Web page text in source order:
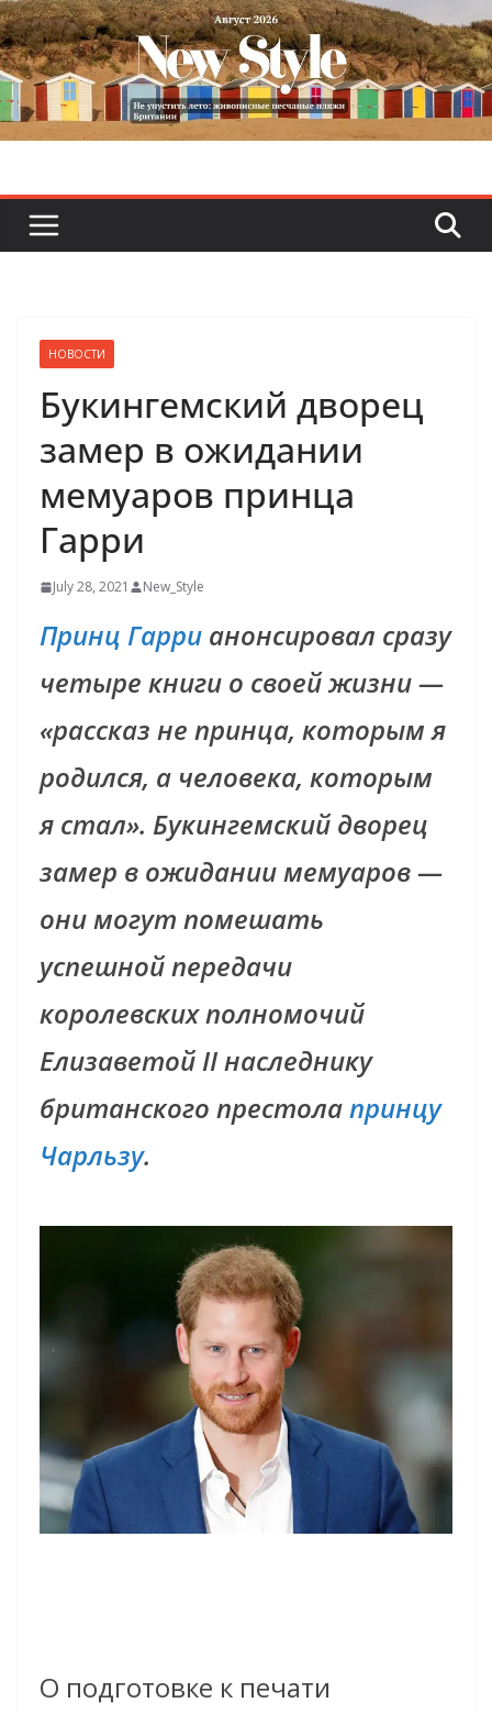
Skip
to
content
НОВОСТИ
Букингемский дворец
замер в ожидании
мемуаров принца
Гарри
July 28, 2021 New_Style
Принц Гарри анонсировал сразу
четыре книги о своей жизни —
«рассказ не принца, которым я
родился, а человека, которым
я стал». Букингемский дворец
замер в ожидании мемуаров —
они могут помешать
успешной передачи
королевских полномочий
Елизаветой II наследнику
британского престолапринцу
Чарльзу.
О подготовке к печати